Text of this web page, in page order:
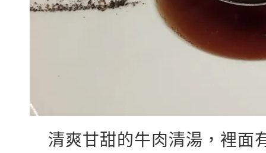
清爽甘甜的牛肉清湯，裡面